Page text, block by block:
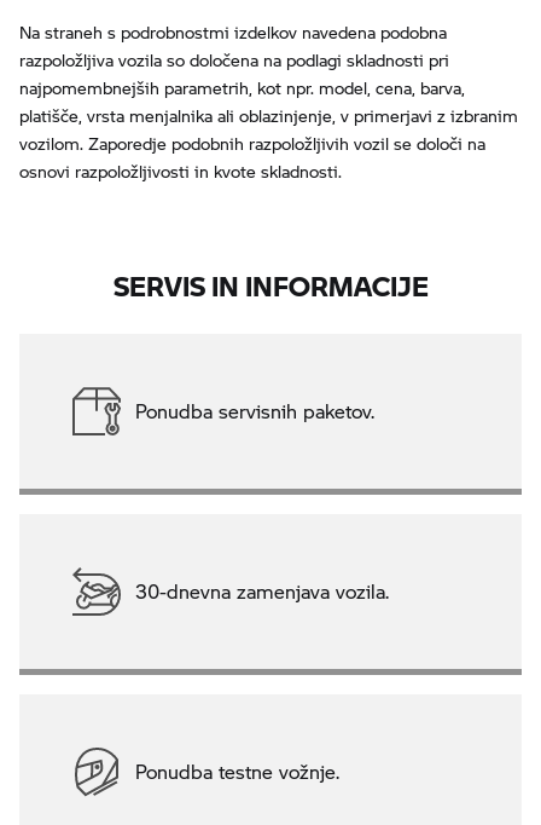
Na straneh s podrobnostmi izdelkov navedena podobna
razpoložljiva vozila so določena na podlagi skladnosti pri
najpomembnejših parametrih, kot npr. model, cena, barva,
platišče, vrsta menjalnika ali oblazinjenje, v primerjavi z izbranim
vozilom. Zaporedje podobnih razpoložljivih vozil se določi na
osnovi razpoložljivosti in kvote skladnosti.
SERVIS IN INFORMACIJE
Ponudba servisnih paketov.
30-dnevna zamenjava vozila.
Ponudba testne vožnje.